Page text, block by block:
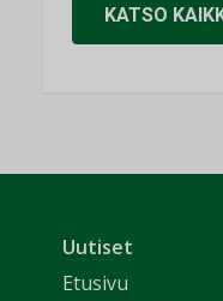
KATSO
Uutiset
Etusivu